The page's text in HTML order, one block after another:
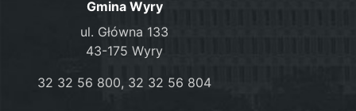
Gmina Wyry
ul. Główna 133
43-175 Wyry
32 32 56 800, 32 32 56 804